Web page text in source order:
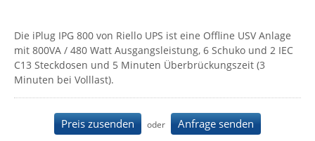
Fokus Technologies
Gefen
Gude
Guntermann & Drunck
Die iPlug IPG 800 von Riello UPS ist eine Offline USV Anlage
mit 800VA / 480 Watt Ausgangsleistung, 6 Schuko und 2 IEC
C13 Steckdosen und 5 Minuten Überbrückungszeit (3
Minuten bei Volllast).
Preis zusenden oder Anfrage senden